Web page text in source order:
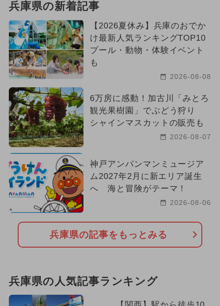
兵庫県の新着記事
【2026夏休み】兵庫のおでか
け最新人気ランキングTOP10
プール・動物・体験イベント
も
2026-08-08
6万房に感動！加古川「みとろ
観光果樹園」でぶどう狩り
シャインマスカットの販売も
2026-08-07
神戸アンパンマンミュージア
ム2027年2月に新エリア誕生
へ 海と冒険がテーマ！
2026-08-06
兵庫県の記事をもっとみる
兵庫県の人気記事ランキング